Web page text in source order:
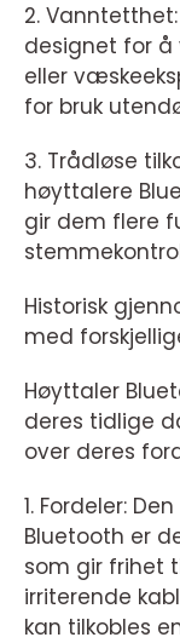
2.
designet for
eller
for bruk
3. Trådløse
høyttalere
gir dem flere
Historisk
med
Høyttaler
deres tidlige
over deres
1. Fordeler:
Bluetooth er
som gir frihet
irriterende
kan tilkobles